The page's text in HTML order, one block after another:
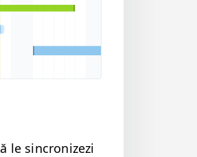
le sin­cronizezi